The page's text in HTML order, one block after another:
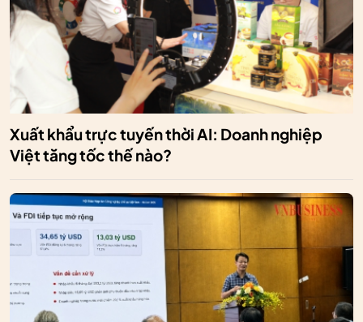
Xuất khẩu trực tuyến thời AI: Doanh nghiệp
Việt tăng tốc thế nào?